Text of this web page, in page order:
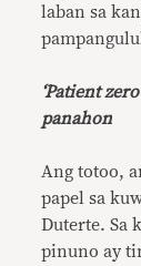
laban sa
‘Patient
panahon
Ang totoo,
papel sa
Duterte. Sa
pinuno ay